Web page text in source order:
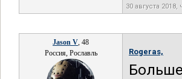
30 августа 2018,
Jason V, 48
Россия, Рославль
Rogeras,